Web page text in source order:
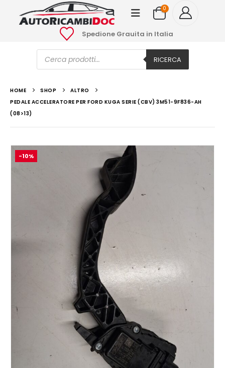
0
Spedione Grauita in Italia
Ricerca
prodotti RICERCA
HOME SHOP
ALTRO
PEDALE ACCELERATORE PER FORD KUGA SERIE (CBV) 3M51-9F836-AH
(08>13)
-10%